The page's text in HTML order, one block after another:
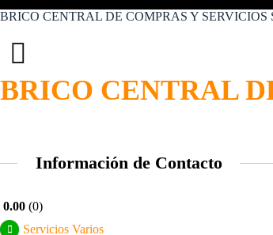
BRICO CENTRAL DE COMPRAS Y SERVICIOS
BRICO CENTRAL
Información de Contacto
0.00 0
Servicios Varios